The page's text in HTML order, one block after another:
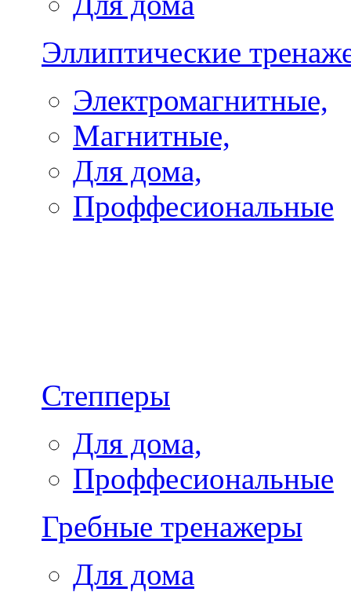
Эллиптические
Электромагнитные,
Магнитные,
Для дома,
Проффесиональные
Степперы
Для дома,
Проффесиональные
Гребные тренажеры
Для дома